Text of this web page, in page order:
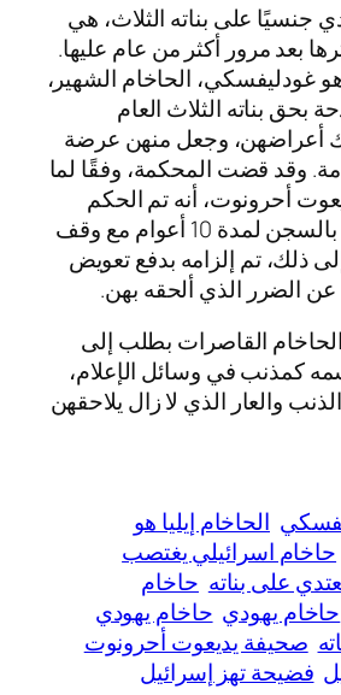
جنسيًا على بناته الثلاث، هي
بعد مرور أكثر من عام عليها.
غودليفسكي، الحاخام الشهير،
بحق بناته الثلاث العام
أعراضهن، وجعل منهن عرضة
وقد قضت المحكمة، وفقًا لما
أحرونوت، أنه تم الحكم
على الحاخام إيليا بالسجن لمدة 10 أعوام مع وقف
إلى ذلك، تم إلزامه بدفع تعويض
عن الضرر الذي ألحقه بهن.
القاصرات بطلب إلى
كمذنب في وسائل الإعلام،
والعار الذي لا زال يلاحقهن
الحاخام إيليا هو
حاخام اسرائيلي يغتصب
على بناته حاخام
حاخام يهودي حاخام يهودي
صحيفة يديعوت أحرونوت
فضيحة تهز إسرائيل